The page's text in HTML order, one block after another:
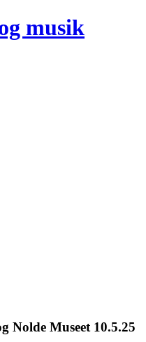
musik
Nolde Museet 10.5.25